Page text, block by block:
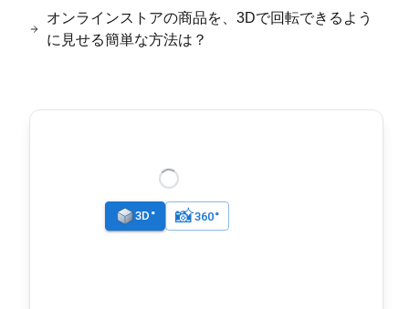
オンラインストアの商品を、3Dで回転できるよう
に見せる簡単な方法は？